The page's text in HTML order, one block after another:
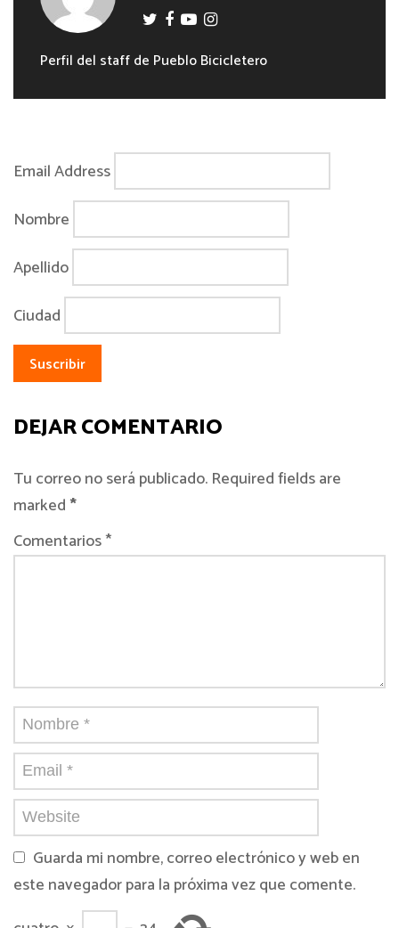
Perfil del staff de Pueblo Bicicletero
Email Address
Nombre
Apellido
Ciudad
DEJAR COMENTARIO
Tu correo no será publicado. Required fields are
marked*
Comentarios *
Guarda mi nombre, correo electrónico y web en
este navegador para la próxima vez que comente.